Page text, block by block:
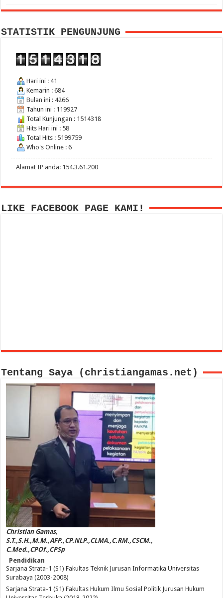
STATISTIK PENGUNJUNG
Hari ini : 41
Kemarin : 684
Bulan ini : 4266
Tahun ini : 119927
Total Kunjungan : 1514318
Hits Hari ini : 58
Total Hits : 5199759
Who's Online : 6
Alamat IP anda: 154.3.61.200
LIKE FACEBOOK PAGE KAMI!
Tentang Saya (christiangamas.net)
Christian Gamas,
S.T.,S.H.,M.M.,AFP.,CP.NLP.,CLMA.,C.RM.,CSCM.,
C.Med.,CPOf.,CPSp
Pendidikan
Sarjana Strata-1 (S1) Fakultas Teknik Jurusan Informatika Universitas
Surabaya (2003-2008)
Sarjana Strata-1 (S1) Fakultas Hukum Ilmu Sosial Politik Jurusan Hukum